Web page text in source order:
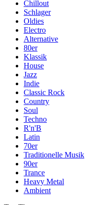
Chillout
Schlager
Oldies
Electro
Alternative
80er
Klassik
House
Jazz
Indie
Classic Rock
Country
Soul
Techno
R'n'B
Latin
70er
Traditionelle Musik
90er
Trance
Heavy Metal
Ambient